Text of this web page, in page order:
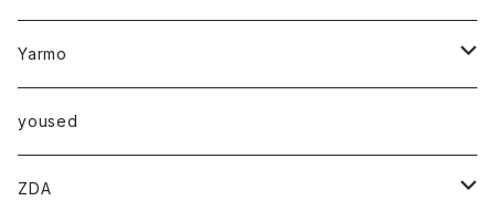
スカート
トップス
ベスト
トップス
Ｔシャツ
Yarmo
アウター
コート
小物
yoused
ZDA